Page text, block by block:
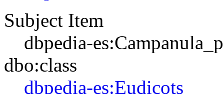
Subject Item
dbpedia-
dbo:class
dbpedia-es:Eudicots